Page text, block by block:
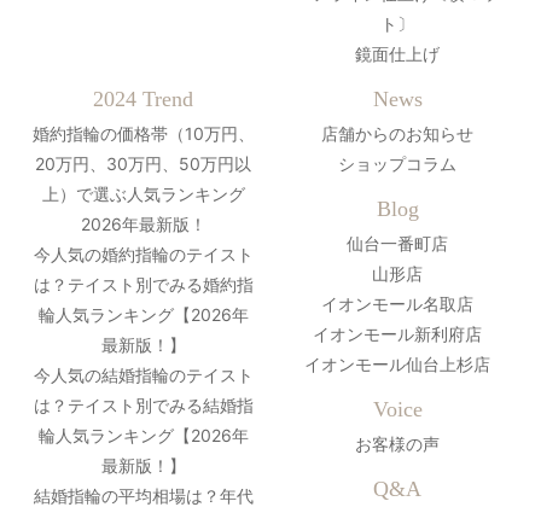
ト〕
鏡面仕上げ
2024 Trend
婚約指輪の価格帯（10万円、
20万円、30万円、50万円以
上）で選ぶ人気ランキング
2026年最新版！
今人気の婚約指輪のテイスト
は？テイスト別でみる婚約指
輪人気ランキング【2026年
最新版！】
今人気の結婚指輪のテイスト
は？テイスト別でみる結婚指
輪人気ランキング【2026年
最新版！】
結婚指輪の平均相場は？年代
News
店舗からのお知らせ
ショップコラム
Blog
仙台一番町店
山形店
イオンモール名取店
イオンモール新利府店
イオンモール仙台上杉店
Voice
お客様の声
Q&A